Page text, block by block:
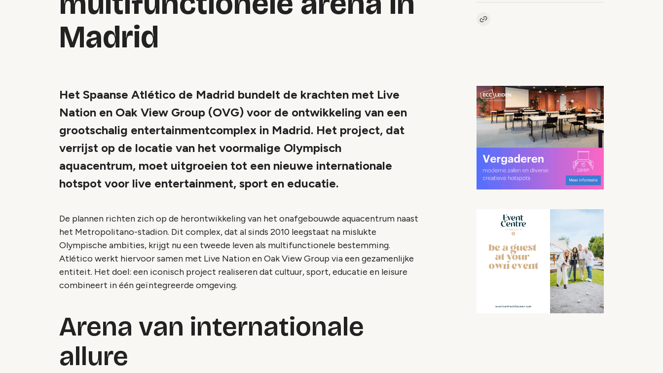
Madrid
Kopieer link naar artikel
Het Spaanse Atlético de Madrid bundelt de krachten met Live
Nation en Oak View Group (OVG) voor de ontwikkeling van een
grootschalig entertainmentcomplex in Madrid. Het project, dat
verrijst op de locatie van het voormalige Olympisch
aquacentrum, moet uitgroeien tot een nieuwe internationale
hotspot voor live entertainment, sport en educatie.
De plannen richten zich op de herontwikkeling van het onafgebouwde aquacentrum naast
het Metropolitano-stadion. Dit complex, dat al sinds 2010 leegstaat na mislukte
Olympische ambities, krijgt nu een tweede leven als multifunctionele bestemming.
Atlético werkt hiervoor samen met Live Nation en Oak View Group via een gezamenlijke
entiteit. Het doel: een iconisch project realiseren dat cultuur, sport, educatie en leisure
combineert in één geïntegreerde omgeving.
Arena van internationale
allure